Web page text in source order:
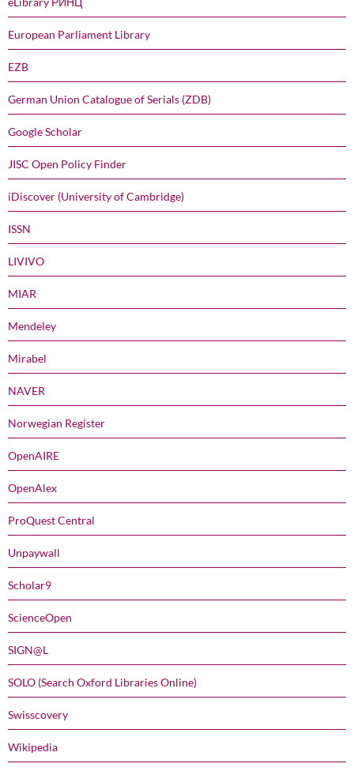
European Parliament Library
EZB
German Union Catalogue of Serials (ZDB)
Google Scholar
JISC Open Policy Finder
iDiscover (University of Cambridge)
ISSN
LIVIVO
MIAR
Mendeley
Mirabel
NAVER
Norwegian Register
OpenAIRE
OpenAlex
ProQuest Central
Unpaywall
Scholar9
ScienceOpen
SIGN@L
SOLO (Search Oxford Libraries Online)
Swisscovery
Wikipedia